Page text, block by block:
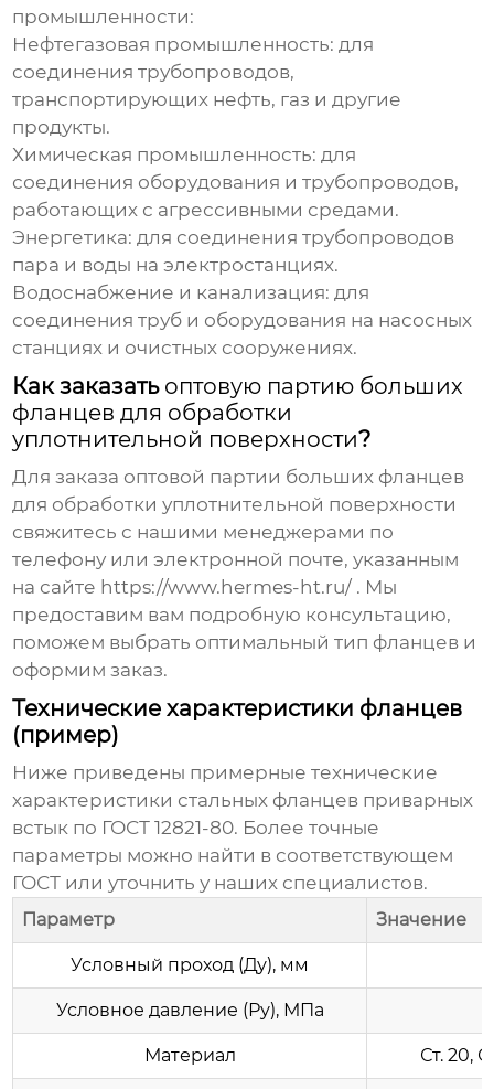
промышленности:
Нефтегазовая промышленность: для
соединения трубопроводов,
транспортирующих нефть, газ и другие
продукты.
Химическая промышленность: для
соединения оборудования и трубопроводов,
работающих с агрессивными средами.
Энергетика: для соединения трубопроводов
пара и воды на электростанциях.
Водоснабжение и канализация: для
соединения труб и оборудования на насосных
станциях и очистных сооружениях.
Как заказать оптовую партию больших
фланцев для обработки
уплотнительной поверхности?
Для заказа оптовой партии больших фланцев
для обработки уплотнительной поверхности
свяжитесь с нашими менеджерами по
телефону или электронной почте, указанным
на сайте https://www.hermes-ht.ru/ . Мы
предоставим вам подробную консультацию,
поможем выбрать оптимальный тип фланцев и
оформим заказ.
Технические характеристики фланцев
(пример)
Ниже приведены примерные технические
характеристики стальных фланцев приварных
встык по ГОСТ 12821-80. Более точные
параметры можно найти в соответствующем
ГОСТ или уточнить у наших специалистов.
Параметр Значение
Условный проход (Ду), мм
Условное давление (Ру), МПа
Материал Ст. 20,